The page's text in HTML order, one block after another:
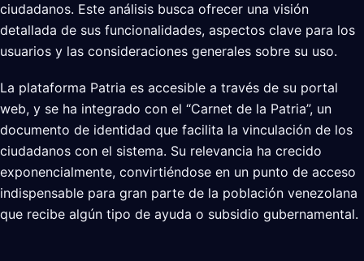
ciudadanos. Este análisis busca ofrecer una visión
detallada de sus funcionalidades, aspectos clave para los
usuarios y las consideraciones generales sobre su uso.
La plataforma Patria es accesible a través de su portal
web, y se ha integrado con el “Carnet de la Patria”, un
documento de identidad que facilita la vinculación de los
ciudadanos con el sistema. Su relevancia ha crecido
exponencialmente, convirtiéndose en un punto de acceso
indispensable para gran parte de la población venezolana
que recibe algún tipo de ayuda o subsidio gubernamental.